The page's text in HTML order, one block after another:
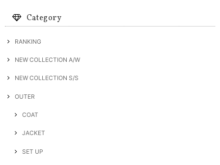
Category
RANKING
NEW COLLECTION A/W
NEW COLLECTION S/S
OUTER
COAT
JACKET
SET UP